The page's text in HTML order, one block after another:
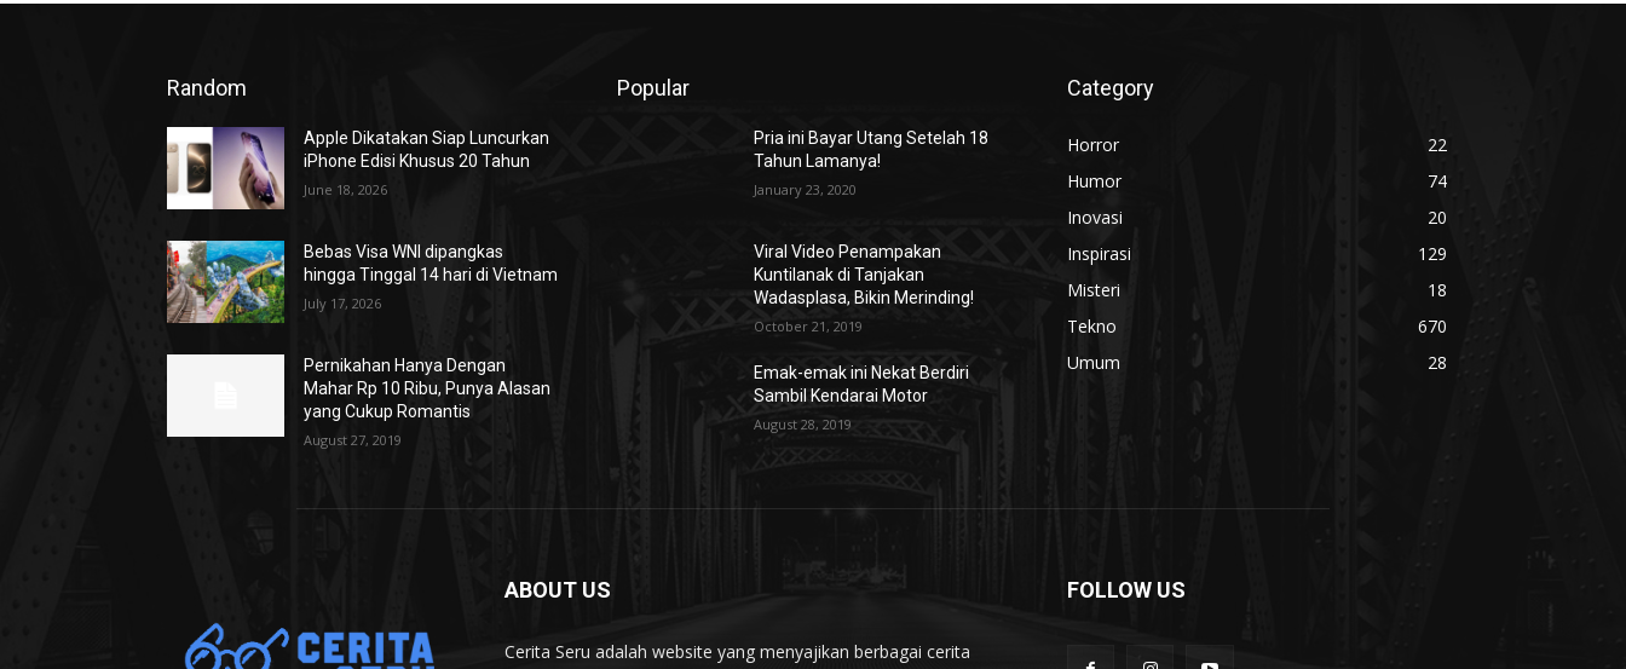
Random
Apple Dikatakan Siap Luncurkan
iPhone Edisi Khusus 20 Tahun
June 18, 2026
Bebas Visa WNI dipangkas
hingga Tinggal 14 hari di Vietnam
July 17, 2026
Pernikahan Hanya Dengan
Mahar Rp 10 Ribu, Punya Alasan
yang Cukup Romantis
August 27, 2019
Popular
Pria ini Bayar Utang Setelah 18
Tahun Lamanya!
January 23, 2020
Viral Video Penampakan
Kuntilanak di Tanjakan
Wadasplasa, Bikin Merinding!
October 21, 2019
Emak-emak ini Nekat Berdiri
Sambil Kendarai Motor
August 28, 2019
Category
Horror
22
Humor
74
Inovasi
20
Inspirasi
129
Misteri
18
Tekno
670
Umum
28
ABOUT US
Cerita Seru adalah website yang menyajikan berbagai cerita
FOLLOW US